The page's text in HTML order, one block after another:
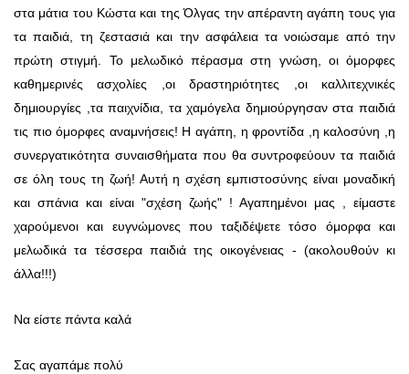
στα μάτια του Κώστα και της Όλγας την απέραντη αγάπη τους για
τα παιδιά, τη ζεστασιά και την ασφάλεια τα νοιώσαμε από την
πρώτη στιγμή. Το μελωδικό πέρασμα στη γνώση, οι όμορφες
καθημερινές ασχολίες ,οι δραστηριότητες ,οι καλλιτεχνικές
δημιουργίες ,τα παιχνίδια, τα χαμόγελα δημιούργησαν στα παιδιά
τις πιο όμορφες αναμνήσεις! Η αγάπη, η φροντίδα ,η καλοσύνη ,η
συνεργατικότητα συναισθήματα που θα συντροφεύουν τα παιδιά
σε όλη τους τη ζωή! Αυτή η σχέση εμπιστοσύνης είναι μοναδική
και σπάνια και είναι "σχέση ζωής" ! Αγαπημένοι μας , είμαστε
χαρούμενοι και ευγνώμονες που ταξιδέψετε τόσο όμορφα και
μελωδικά τα τέσσερα παιδιά της οικογένειας - (ακολουθούν κι
άλλα!!!)
Να είστε πάντα καλά
Σας αγαπάμε πολύ